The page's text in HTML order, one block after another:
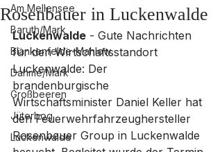
Am Mellensee
Baruth/Mark
Blankenfelde-Mahlow
Dahme/Mark
Großbeeren
Jüterbog
Luckenwalde
Rosenbauer in Luckenwalde
Luckenwalde - Gute Nachrichten
für den Wirtschaftsstandort
Luckenwalde: Der
brandenburgische
Wirtschaftsminister Daniel Keller hat
den Feuerwehrfahrzeughersteller
Rosenbauer Group in Luckenwalde